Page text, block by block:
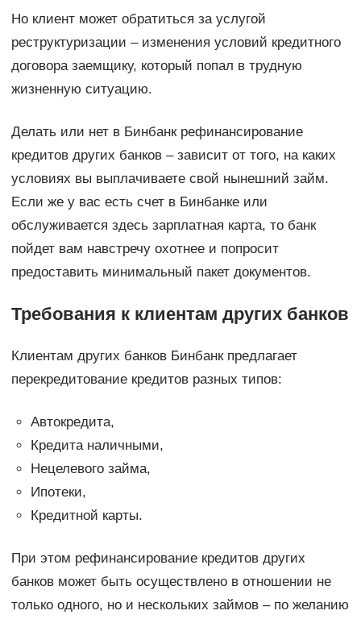
Но клиент может обратиться за услугой
реструктуризации – изменения условий кредитного
договора заемщику, который попал в трудную
жизненную ситуацию.
Делать или нет в Бинбанк рефинансирование
кредитов других банков – зависит от того, на каких
условиях вы выплачиваете свой нынешний займ.
Если же у вас есть счет в Бинбанке или
обслуживается здесь зарплатная карта, то банк
пойдет вам навстречу охотнее и попросит
предоставить минимальный пакет документов.
Требования к клиентам других банков
Клиентам других банков Бинбанк предлагает
перекредитование кредитов разных типов:
Автокредита,
Кредита наличными,
Нецелевого займа,
Ипотеки,
Кредитной карты.
При этом рефинансирование кредитов других
банков может быть осуществлено в отношении не
только одного, но и нескольких займов – по желанию